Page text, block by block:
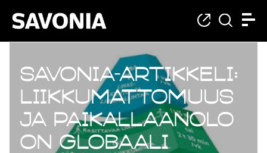
Savonia-artikkeli:
Liikkumattomuus
ja paikallaanolo
on globaali